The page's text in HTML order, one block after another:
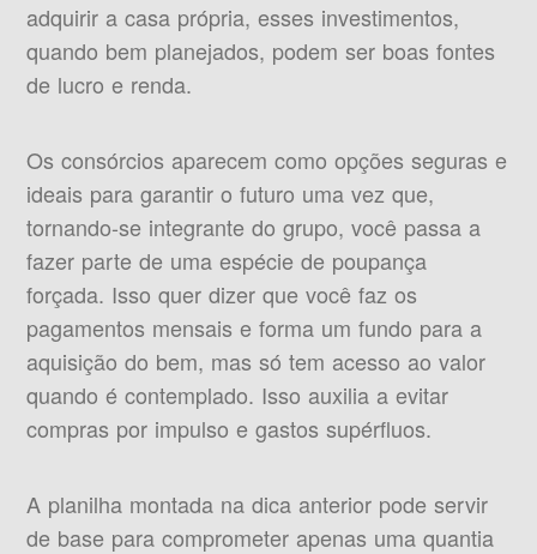
adquirir a casa própria, esses investimentos,
quando bem planejados, podem ser boas fontes
de lucro e renda.
Os consórcios aparecem como opções seguras e
ideais para garantir o futuro uma vez que,
tornando-se integrante do grupo, você passa a
fazer parte de uma espécie de poupança
forçada. Isso quer dizer que você faz os
pagamentos mensais e forma um fundo para a
aquisição do bem, mas só tem acesso ao valor
quando é contemplado. Isso auxilia a evitar
compras por impulso e gastos supérfluos.
A planilha montada na dica anterior pode servir
de base para comprometer apenas uma quantia